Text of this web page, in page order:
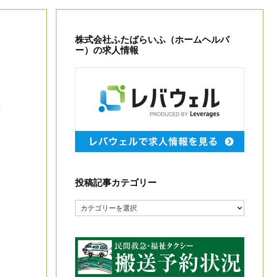
株式会社ふたばらいふ（ホームヘルパ
ー）の求人情報
投稿記事カテゴリー
稿
カ
ゴ
リ